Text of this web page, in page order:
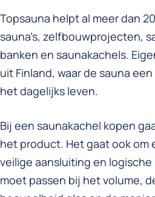
Topsauna helpt al meer dan
sauna’s, zelfbouwprojecten,
banken en saunakachels.
uit Finland, waar de sauna
het dagelijks leven.
Bij een saunakachel kopen
het product. Het gaat ook om
veilige aansluiting en
moet passen bij het volume,